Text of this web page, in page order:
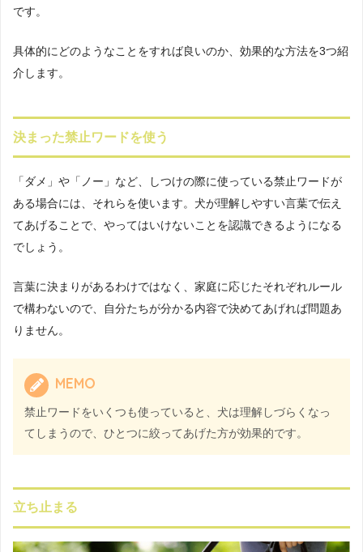
です。
具体的にどのようなことをすれば良いのか、効果的な方法を3つ紹
介します。
決まった禁止ワードを使う
「ダメ」や「ノー」など、しつけの際に使っている禁止ワードが
ある場合には、それらを使います。犬が理解しやすい言葉で伝え
てあげることで、やってはいけないことを認識できるようになる
でしょう。
言葉に決まりがあるわけではなく、家庭に応じたそれぞれルール
で構わないので、自分たちが分かる内容で決めてあげれば問題あ
りません。
MEMO
禁止ワードをいくつも使っていると、犬は理解しづらくなっ
てしまうので、ひとつに絞ってあげた方が効果的です。
立ち止まる